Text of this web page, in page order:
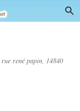
rue rené papin, 14840